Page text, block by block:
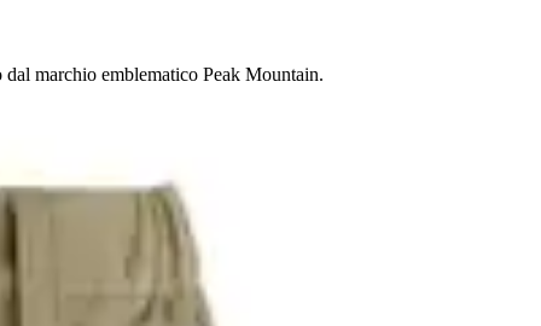
marchio emblematico Peak Mountain.